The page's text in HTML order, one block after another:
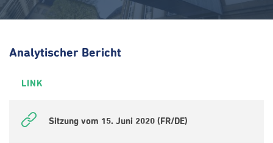
Analytischer Bericht
LINK
Sitzung vom 15. Juni 2020 (FR/DE)